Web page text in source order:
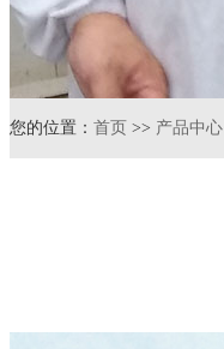
您的位置： 首页 >> 产品中心